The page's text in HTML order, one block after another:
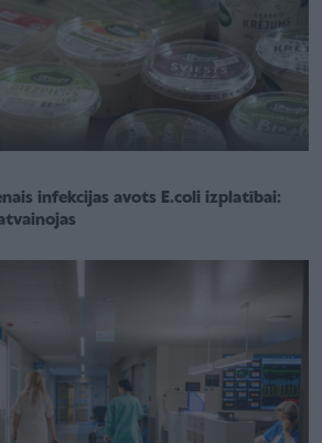
infekcijas avots E.coli izplatībai: